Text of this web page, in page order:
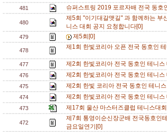
481 슈퍼스트링 2019 포르자배 전국 동호
480
제5회 "이기대갈맷길" 과 함께하는 부
니스 대회 공지 요청합니다[0]
479 제5회[0]
478 제1회 한빛코리아 오픈 전국 동호인
477 제2회 한빛코리아 전국 동호인 테니스
476
제2회 한빛코리아 전국 동호인 테니
475
제2회 한빛 코리아 전국 동호인 테니
474
제2회 한빛코리아 전국 동호인 테니스
473
제17회 울산 마스터즈클럽 테니스대
472
제7회 통영이순신장군배 전국동호인
금요일연기[0]